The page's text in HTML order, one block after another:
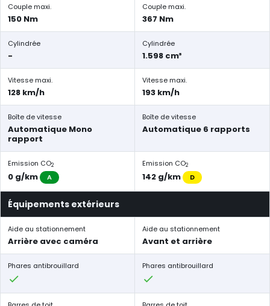
Couple maxi.
150 Nm
Couple maxi.
367 Nm
Cylindrée
-
Cylindrée
1.598 cm³
Vitesse maxi.
128 km/h
Vitesse maxi.
193 km/h
Boîte de vitesse
Automatique Mono
rapport
Boîte de vitesse
Automatique 6 rapports
Emission CO2
0 g/km A
Emission CO2
142 g/km D
Équipements extérieurs
Aide au stationnement
Arrière avec caméra
Aide au stationnement
Avant et arrière
Phares antibrouillard Phares antibrouillard